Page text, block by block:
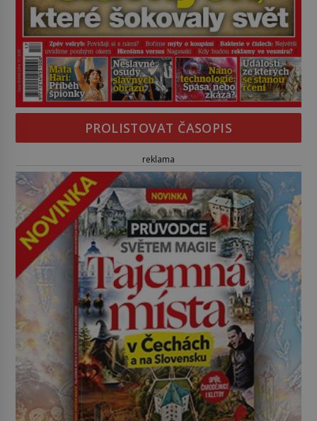
PROLISTOVAT ČASOPIS
reklama